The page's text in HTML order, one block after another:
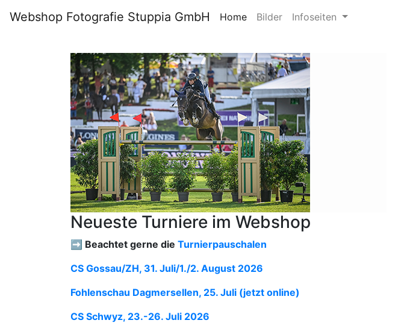
Webshop Fotografie Stuppia GmbH Home Bilder Infoseiten
Neueste Turniere im Webshop
➡️ Beachtet gerne die Turnierpauschalen
CS Gossau/ZH, 31. Juli/1./2. August 2026
Fohlenschau Dagmersellen, 25. Juli (jetzt online)
CS Schwyz, 23.-26. Juli 2026